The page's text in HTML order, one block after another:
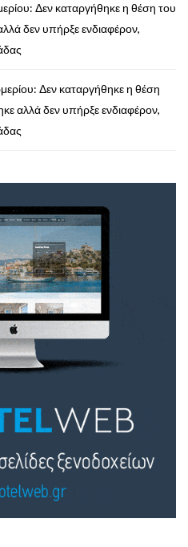
Δεν καταργήθηκε η θέση του
δεν υπήρξε ενδιαφέρον,
Δεν καταργήθηκε η θέση
αλλά δεν υπήρξε ενδιαφέρον,